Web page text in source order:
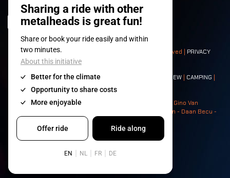
© 2008-2026- Apache Productions VZW – All rights reserved | PRIVACY
POLICY|ALGEMENE VOORWAARDEN
Contact:GENERAL| PARTNERSHIPS CREW CAMPING
| NEIGHBOURS
Photos: Ann Kermans - Hans Van Hoof - Eliaz Bruggeman - Gino Van
Lancker - Tim Tronckoe - Elsie Roymans - Stijn Verbruggen - Daan Becu -
Claus Christa - Devid Camerlynck